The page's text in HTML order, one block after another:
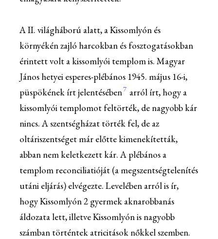
A II. világháború alatt, a Kissomlyón és
környékén zajló harcokban és fosztogatásokban
érintett volt a kissomlyói templom is. Magyar
János hetyei esperes-plébános 1945. május 16-i,
püspökének írt jelentésében7 arról írt, hogy a
kissomlyói templomot feltörték, de nagyobb kár
nincs. A szentségházat törték fel, de az
oltáriszentséget már előtte kimenekítetták,
abban nem keletkezett kár. A plébános a
templom reconciliatióját (a megszentségtelenítés
utáni eljárás) elvégezte. Levelében arról is ír,
hogy Kissomlyón 2 gyermek aknarobbanás
áldozata lett, illetve Kissomlyón is nagyobb
számban történtek atricitások nőkkel szemben.